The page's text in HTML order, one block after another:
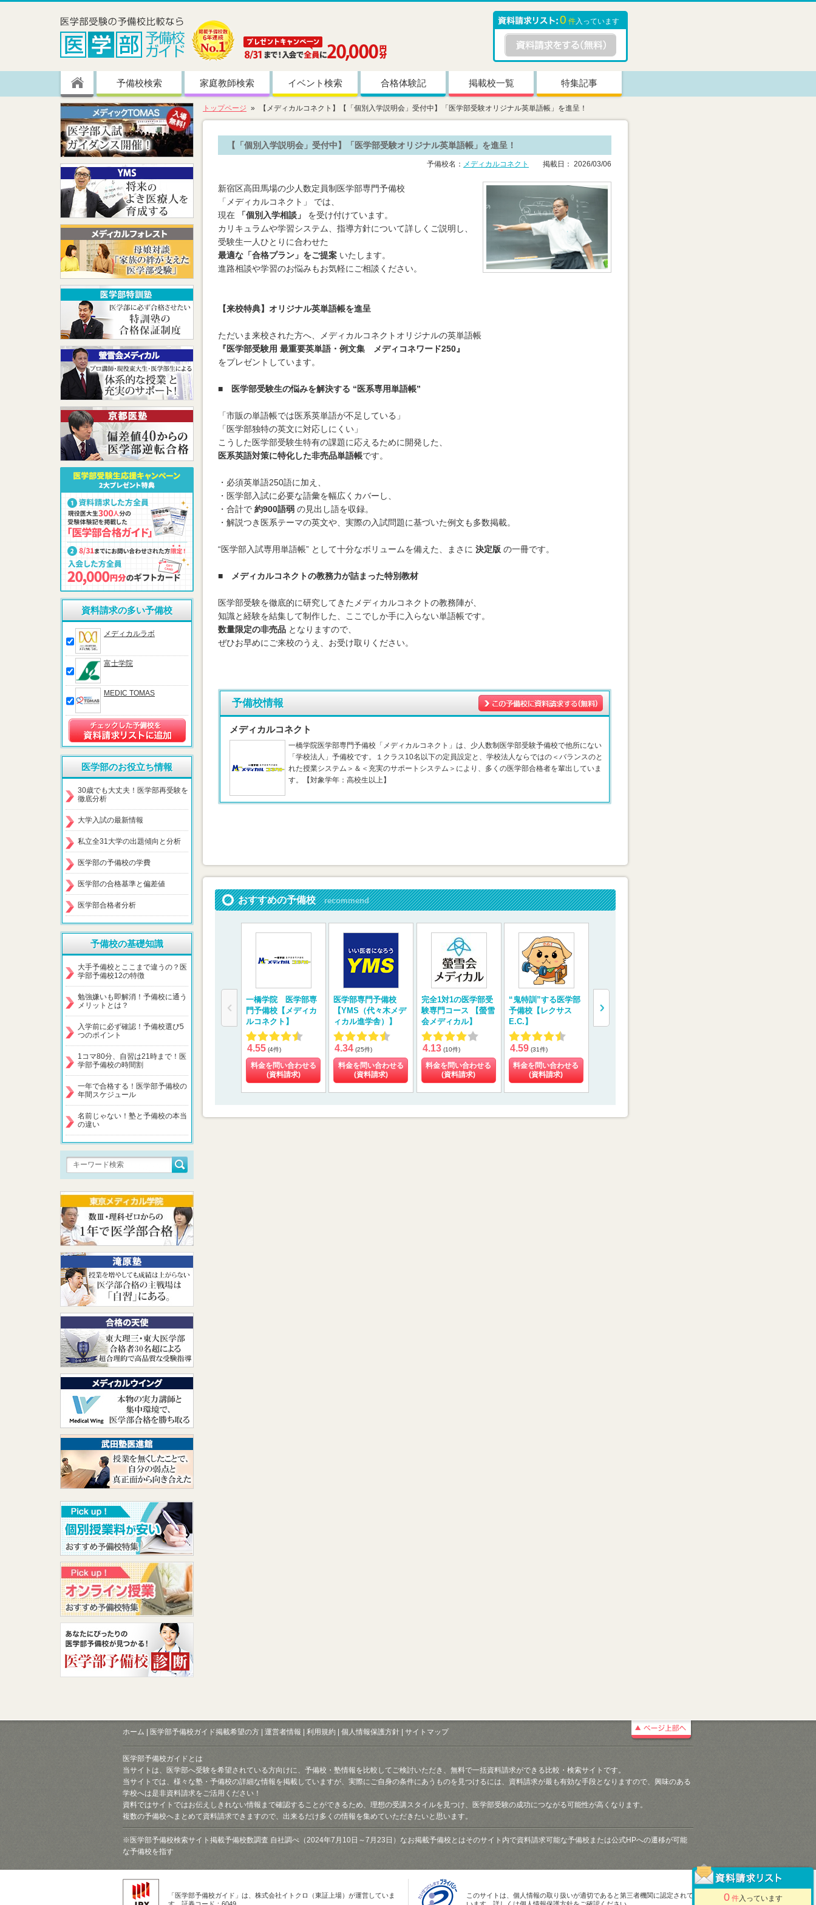
0 件入っています
予備校検索 家庭教師検索 イベント検索 合格体験記 掲載校一覧 特集記事
トップページ 【メディカルコネクト】【「個別入学説明会」受付中】「医学部受験オリジナル英単語帳」を進呈！
【「個別入学説明会」受付中】「医学部受験オリジナル英単語帳」を進呈！
予備校名： メディカルコネクト 掲載日： 2026/03/06
新宿区高田馬場の少人数定員制医学部専門予備校
「メディカルコネクト」 では、
現在
「個別入学相談」 を受け付けています。
カリキュラムや学習システム、指導方針について詳しくご説明し、
受験生一人ひとりに合わせた
最適な「合格プラン」をご提案 いたします。
進路相談や学習のお悩みもお気軽にご相談ください。
【来校特典】オリジナル英単語帳を進呈
ただいま来校された方へ、メディカルコネクトオリジナルの英単語帳
『医学部受験用 最重要英単語・例文集 メディコネワード250』
をプレゼントしています。
■ 医学部受験生の悩みを解決する “医系専用単語帳”
「市販の単語帳では医系英単語が不足している」
「医学部独特の英文に対応しにくい」
こうした医学部受験生特有の課題に応えるために開発した、
医系英語対策に特化した非売品単語帳です。
・必須英単語250語に加え、
・医学部入試に必要な語彙を幅広くカバーし、
・合計で 約900語弱 の見出し語を収録。
・解説つき医系テーマの英文や、実際の入試問題に基づいた例文も多数掲載。
“医学部入試専用単語帳” として十分なボリュームを備えた、まさに 決定版 の一冊です。
■ メディカルコネクトの教務力が詰まった特別教材
医学部受験を徹底的に研究してきたメディカルコネクトの教務陣が、
知識と経験を結集して制作した、ここでしか手に入らない単語帳です。
数量限定の非売品 となりますので、
ぜひお早めにご来校のうえ、お受け取りください。
予備校情報
メディカルコネクト
一橋学院医学部専門予備校「メディカルコネクト」は、少人数制医学部受験予備校で他所にない
「学校法人」予備校です。１クラス10名以下の定員設定と、学校法人ならではの＜バランスのと
れた授業システム＞＆＜充実のサポートシステム＞により、多くの医学部合格者を輩出していま
す。【対象学年：高校生以上】
おすすめの予備校 recommend
一橋学院 医学部専
門予備校【メディカ
ルコネクト】
4.55 (4件)
料金を問い合わせる
(資料請求)
医学部専門予備校
【YMS（代々木メデ
ィカル進学舎）】
4.34 (25件)
料金を問い合わせる
(資料請求)
完全1対1の医学部受
験専門コース 【螢雪
会メディカル】
4.13 (10件)
料金を問い合わせる
(資料請求)
“鬼特訓”する医学部
予備校【レクサス
E.C.】
4.59 (31件)
料金を問い合わせる
(資料請求)
校
0 件入っています
資料請求の多い予備校
メディカルラボ
富士学院
MEDIC TOMAS
医学部のお役立ち情報
30歳でも大丈夫！医学部再受験を
徹底分析
大学入試の最新情報
私立全31大学の出題傾向と分析
医学部の予備校の学費
医学部の合格基準と偏差値
医学部合格者分析
予備校の基礎知識
大手予備校とここまで違うの？医
学部予備校12の特徴
勉強嫌いも即解消！予備校に通う
メリットとは？
入学前に必ず確認！予備校選び5
つのポイント
1コマ80分、自習は21時まで！医
学部予備校の時間割
一年で合格する！医学部予備校の
年間スケジュール
名前じゃない！塾と予備校の本当
の違い
ホーム 医学部予備校ガイド掲載希望の方 運営者情報 利用規約 個人情報保護方針 サイトマップ
医学部予備校ガイドとは
当サイトは、医学部へ受験を希望されている方向けに、予備校・塾情報を比較してご検討いただき、無料で一括資料請求ができる比較・検索サイトです。
当サイトでは、様々な塾・予備校の詳細な情報を掲載していますが、実際にご自身の条件にあうものを見つけるには、資料請求が最も有効な手段となりますので、興味のある
学校へは是非資料請求をご活用ください！
資料ではサイトではお伝えしきれない情報まで確認することができるため、理想の受講スタイルを見つけ、医学部受験の成功につながる可能性が高くなります。
複数の予備校へまとめて資料請求できますので、出来るだけ多くの情報を集めていただきたいと思います。
※医学部予備校検索サイト掲載予備校数調査 自社調べ（2024年7月10日～7月23日）なお掲載予備校とはそのサイト内で資料請求可能な予備校または公式HPへの遷移が可能
な予備校を指す
「医学部予備校ガイド」は、株式会社イトクロ（東証上場）が運営していま
す。証券コード：6049
このサイトは、個人情報の取り扱いが適切であると第三者機関に認定されて
います。詳しくは個人情報保護方針をご確認ください。